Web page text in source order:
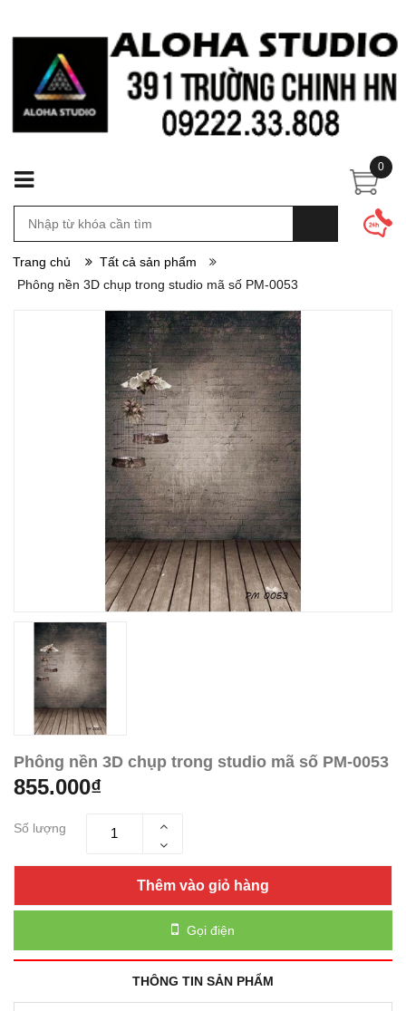
0
Trang chủ
Tất cả sản phẩm
Phông nền 3D chụp trong studio mã số PM-0053
Phông nền 3D chụp trong studio mã số PM-0053
855.000₫
Số lượng
Thêm vào giỏ hàng
Gọi điện
THÔNG TIN SẢN PHẨM